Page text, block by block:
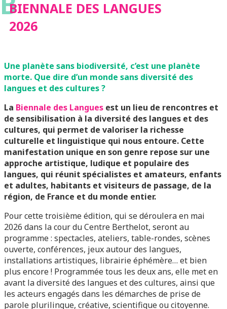
BIENNALE DES LANGUES
2026
Une planète sans biodiversité, c’est une planète
morte. Que dire d’un monde sans diversité des
langues et des cultures ?
La Biennale des Langues est un lieu de rencontres et
de sensibilisation à la diversité des langues et des
cultures, qui permet de valoriser la richesse
culturelle et linguistique qui nous entoure. Cette
manifestation unique en son genre repose sur une
approche artistique, ludique et populaire des
langues, qui réunit spécialistes et amateurs, enfants
et adultes, habitants et visiteurs de passage, de la
région, de France et du monde entier.
Pour cette troisième édition, qui se déroulera en mai
2026 dans la cour du Centre Berthelot, seront au
programme : spectacles, ateliers, table-rondes, scènes
ouverte, conférences, jeux autour des langues,
installations artistiques, librairie éphémère… et bien
plus encore ! Programmée tous les deux ans, elle met en
avant la diversité des langues et des cultures, ainsi que
les acteurs engagés dans les démarches de prise de
parole plurilingue, créative, scientifique ou citoyenne.